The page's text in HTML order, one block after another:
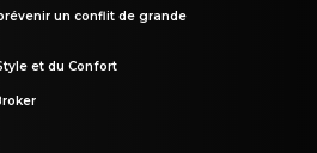
un conflit de grande
et du Confort